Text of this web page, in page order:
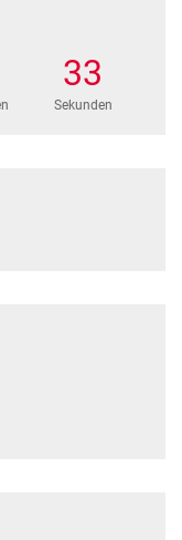
33
Sekunden